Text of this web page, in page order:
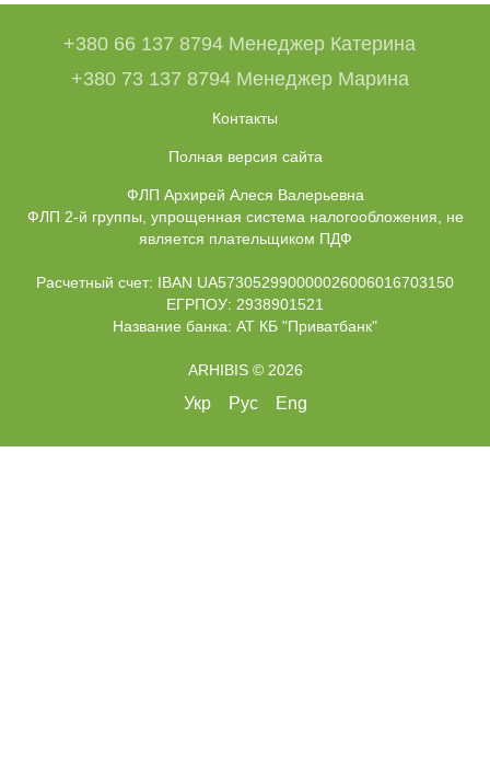
+380 66 137 8794 Менеджер Катерина
+380 73 137 8794 Менеджер Марина
Контакты
Полная версия сайта
ФЛП Архирей Алеся Валерьевна
ФЛП 2-й группы, упрощенная система налогообложения, не
является плательщиком ПДФ
Расчетный счет: IBAN UA573052990000026006016703150
ЕГРПОУ: 2938901521
Название банка: АТ КБ "Приватбанк"
ARHIBIS © 2026
Укр Рус Eng